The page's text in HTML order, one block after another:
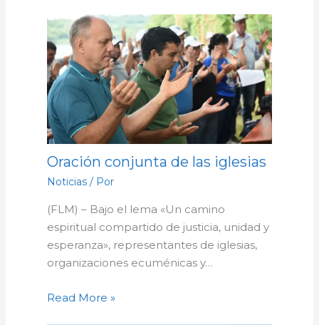
Oración conjunta de las iglesias
Noticias/ Por
(FLM) – Bajo el lema «Un camino
espiritual compartido de justicia, unidad y
esperanza», representantes de iglesias,
organizaciones ecuménicas y…
Read More »